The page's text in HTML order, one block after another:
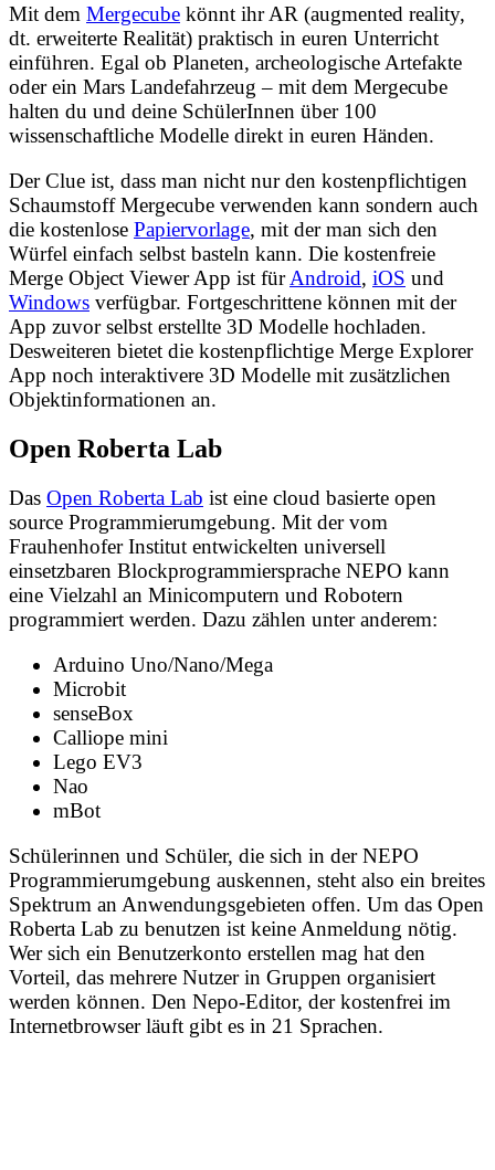
Mit dem Mergecube könnt ihr AR (augmented reality,
dt. erweiterte Realität) praktisch in euren Unterricht
einführen. Egal ob Planeten, archeologische Artefakte
oder ein Mars Landefahrzeug – mit dem Mergecube
halten du und deine SchülerInnen über 100
wissenschaftliche Modelle direkt in euren Händen.
Der Clue ist, dass man nicht nur den kostenpflichtigen
Schaumstoff Mergecube verwenden kann sondern auch
die kostenlose Papiervorlage, mit der man sich den
Würfel einfach selbst basteln kann. Die kostenfreie
Merge Object Viewer App ist fürAndroid, iOS und
Windows verfügbar. Fortgeschrittene können mit der
App zuvor selbst erstellte 3D Modelle hochladen.
Desweiteren bietet die kostenpflichtige Merge Explorer
App noch interaktivere 3D Modelle mit zusätzlichen
Objektinformationen an.
Open Roberta Lab
Das Open Roberta Lab ist eine cloud basierte open
source Programmierumgebung. Mit der vom
Frauhenhofer Institut entwickelten universell
einsetzbaren Blockprogrammiersprache NEPO kann
eine Vielzahl an Minicomputern und Robotern
programmiert werden. Dazu zählen unter anderem:
Arduino Uno/Nano/Mega
Microbit
senseBox
Calliope mini
Lego EV3
Nao
mBot
Schülerinnen und Schüler, die sich in der NEPO
Programmierumgebung auskennen, steht also ein breites
Spektrum an Anwendungsgebieten offen. Um das Open
Roberta Lab zu benutzen ist keine Anmeldung nötig.
Wer sich ein Benutzerkonto erstellen mag hat den
Vorteil, das mehrere Nutzer in Gruppen organisiert
werden können. Den Nepo-Editor, der kostenfrei im
Internetbrowser läuft gibt es in 21 Sprachen.